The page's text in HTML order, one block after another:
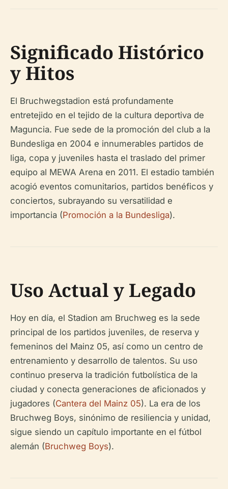
Significado Histórico
y Hitos
El Bruchwegstadion está profundamente
entretejido en el tejido de la cultura deportiva de
Maguncia. Fue sede de la promoción del club a la
Bundesliga en 2004 e innumerables partidos de
liga, copa y juveniles hasta el traslado del primer
equipo al MEWA Arena en 2011. El estadio también
acogió eventos comunitarios, partidos benéficos y
conciertos, subrayando su versatilidad e
importancia (Promoción a la Bundesliga).
Uso Actual y Legado
Hoy en día, el Stadion am Bruchweg es la sede
principal de los partidos juveniles, de reserva y
femeninos del Mainz 05, así como un centro de
entrenamiento y desarrollo de talentos. Su uso
continuo preserva la tradición futbolística de la
ciudad y conecta generaciones de aficionados y
jugadores (Cantera del Mainz 05). La era de los
Bruchweg Boys, sinónimo de resiliencia y unidad,
sigue siendo un capítulo importante en el fútbol
alemán (Bruchweg Boys).